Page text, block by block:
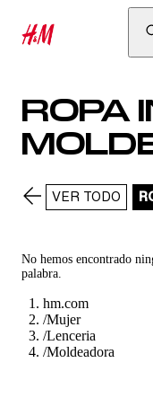
ROPA
VER TODO
No hemos encontrado
palabra.
hm.com
/Mujer
/Lenceria
/Moldeadora